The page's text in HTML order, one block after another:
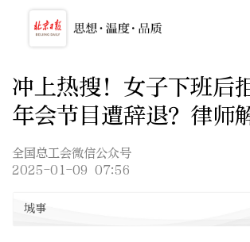
冲上热搜！女子下班后
年会节目遭辞退？律师
全国总工会微信公众号
2025-01-09 07:56
城事